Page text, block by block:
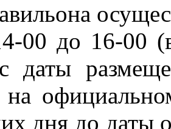
00 до 16-00
даты
на
дня до даты